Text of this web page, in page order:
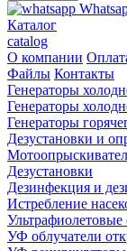
Каталог
catalog
О компании
Файлы Контакты
Генераторы
Генераторы
Генераторы
Дезустановки и
Дезустановки
Дезинфекция и
Истребление
Ультрафиолетовые
УФ облучатели